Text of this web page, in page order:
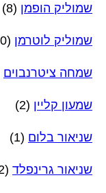
שמוליק הופמן (8)
שמוליק לוטרמן (10)
שמחה ציטרנבוים
שמעון קליין (2)
שניאור בלום (1)
שניאור גרינפלד (2)